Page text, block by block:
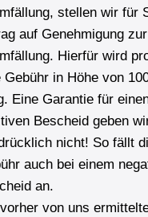
stellen wir für
auf Genehmigung zur
Hierfür wird
Gebühr in Höhe von
Eine Garantie für
Bescheid geben
nicht! So fällt
auch bei einem
an.
von uns